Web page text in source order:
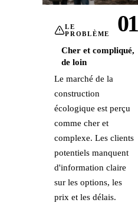
01
LE
PROBLÈME
Cher et compliqué,
de loin
Le marché de la
construction
écologique est perçu
comme cher et
complexe. Les clients
potentiels manquent
d'information claire
sur les options, les
prix et les délais.